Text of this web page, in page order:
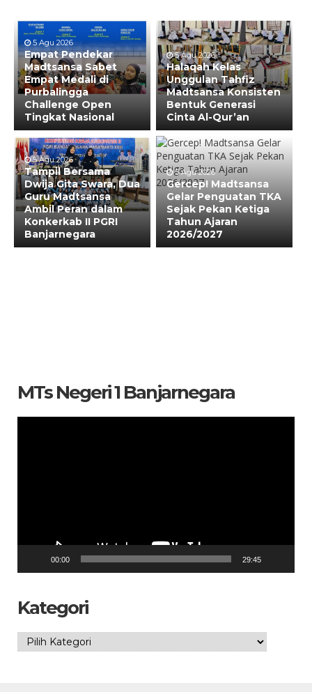
5 Agu 2026
Empat Pendekar
Madtsansa Sabet
Empat Medali di
Purbalingga
Challenge Open
Tingkat Nasional
5 Agu 2026
Halaqah Kelas
Unggulan Tahfiz
Madtsansa Konsisten
Bentuk Generasi
Cinta Al-Qur’an
5 Agu 2026
Tampil Bersama
Dwija Gita Swara, Dua
Guru Madtsansa
Ambil Peran dalam
Konkerkab II PGRI
Banjarnegara
5 Agu 2026
Gercep! Madtsansa
Gelar Penguatan TKA
Sejak Pekan Ketiga
Tahun Ajaran
2026/2027
MTs Negeri 1 Banjarnegara
00:00 29:45
Kategori
Kategori